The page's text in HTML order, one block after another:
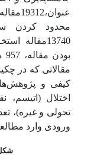
عنوان،19312
مقالاتی که در
کیفی و
اختلال
تحولی و غیره)،
ورودی وارد